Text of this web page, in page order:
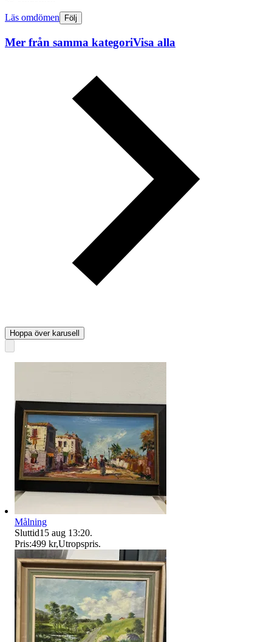
Läs omdömen Följ
Mer från samma kategoriVisa alla
Hoppa över karusell
Målning
Sluttid15 aug 13:20.
Pris:499 kr,Utropspris.